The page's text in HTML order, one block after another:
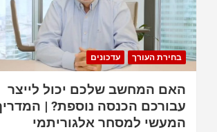
בחירת העורך עדכונים
האם המחשב שלכם יכול לייצר
עבורכם הכנסה נוספת? |
המעשי למסחר אלגוריתמי